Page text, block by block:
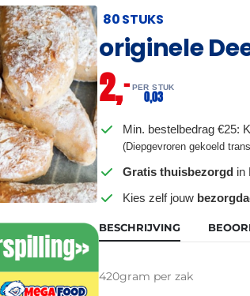
80 STUKS
originele
2,– PER STUK
0,03
Min. bestelbedrag €25:
(Diepgevroren gekoeld
Gratis thuisbezorgd in
Kies zelf jouw
BESCHRIJVING
420gram per zak